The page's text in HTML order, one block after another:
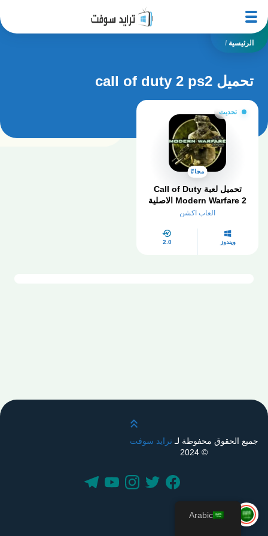
الرئيسية /
تحميل call of duty 2 ps2
تحديث
مجانًا
تحميل لعبة Call of Duty
Modern Warfare 2 الاصلية
للكمبيوتر
العاب اكشن
ويندوز 2.0
قم بالتمرير لأعلى
جميع الحقوق محفوظة لـترايد سوفت
© 2024
Arabic